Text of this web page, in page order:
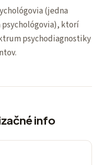
(jedna
psychológovia), ktorí
psychodiagnostiky
info